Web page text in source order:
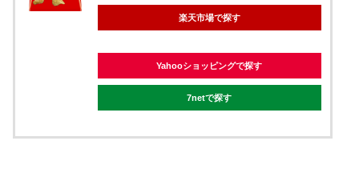
楽天市場で探す
Yahooショッピングで探す
7netで探す